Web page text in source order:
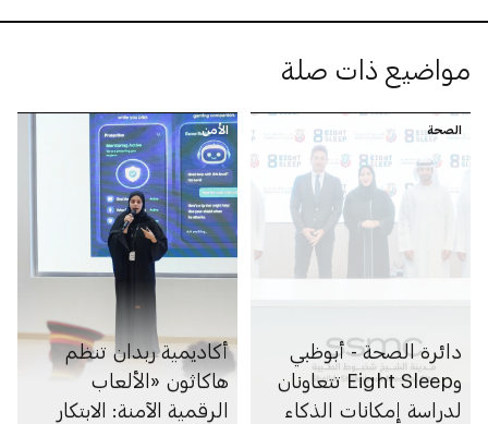
مواضيع ذات صلة
الصحة
دائرة الصحة - أبوظبي
وEight Sleep تتعاونان
لدراسة إمكانات الذكاء
الأمن
أكاديمية ربدان تنظم
هاكاثون «الألعاب
الرقمية الآمنة: الابتكار